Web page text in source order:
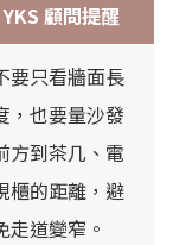
YKS 顧問提醒
要只看牆面長
，也要量沙發
方到茶几、電
櫃的距離，避
走道變窄。